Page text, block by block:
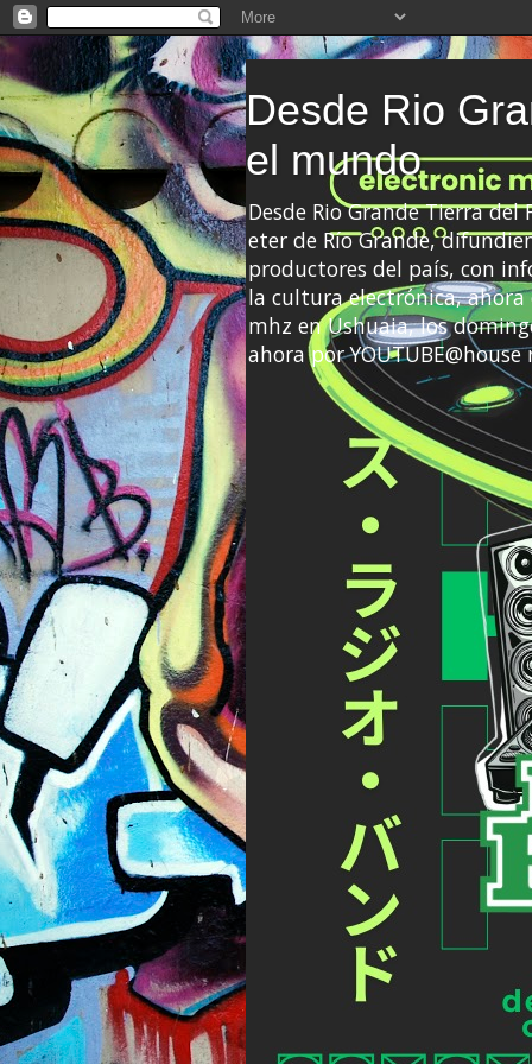
Desde Rio
el mundo
Desde Rio Grande Tierra
eter de Río Grande,
productores del país, con
la cultura electrónica, ahora
mhz en Ushuaia, los
ahora por